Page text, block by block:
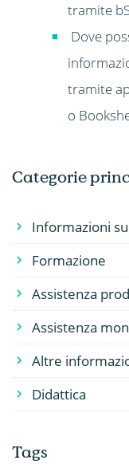
Categorie
Informazioni
Formazione
Assistenza
Assistenza
Altre
Didattica
Tags
tramite
Dove
tramite
o